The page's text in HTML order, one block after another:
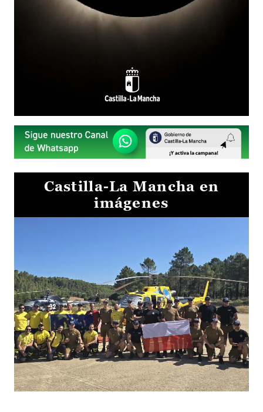
Castilla-La Mancha en
imágenes